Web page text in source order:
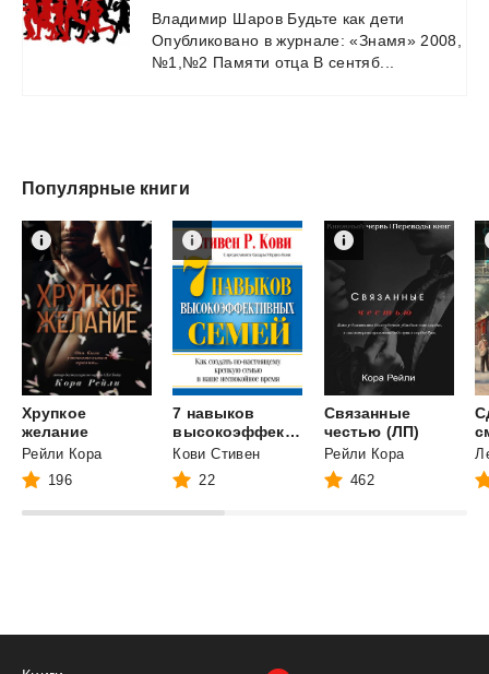
Владимир Шаров Будьте как дети
Опубликовано в журнале: «Знамя» 2008,
№1,№2 Памяти отца В сентяб...
Популярные книги
Хрупкое
желание
Рейли Кора
196
7 навыков
высокоэффективных семей
Кови Стивен
22
Связанные
честью (ЛП)
Рейли Кора
462